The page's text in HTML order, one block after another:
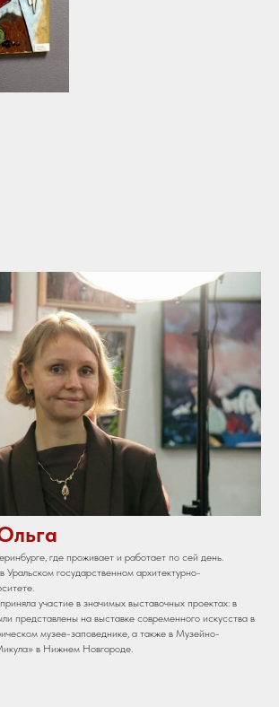
где проживает и работает по сей день.
Уральском государственном архитектурно-
участие в значимых выставочных проектах: в
представлены на выставке современного искусства в
музее-заповеднике, а также в Музейно-
в Нижнем Новгороде.